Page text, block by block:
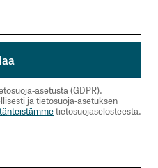
asetusta (GDPR).
ja tietosuoja-asetuksen
tietosuojaselosteesta.